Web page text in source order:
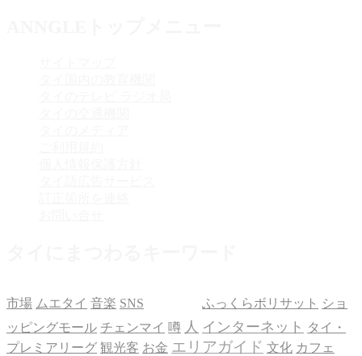
市場 ムエタイ 音楽 SNS ふっくらボリサット ショ
ッピングモール チェンマイ 噂 人 インターネット タイ・
プレミアリーグ 観光客 お金 エリアガイド 文化 カフェ